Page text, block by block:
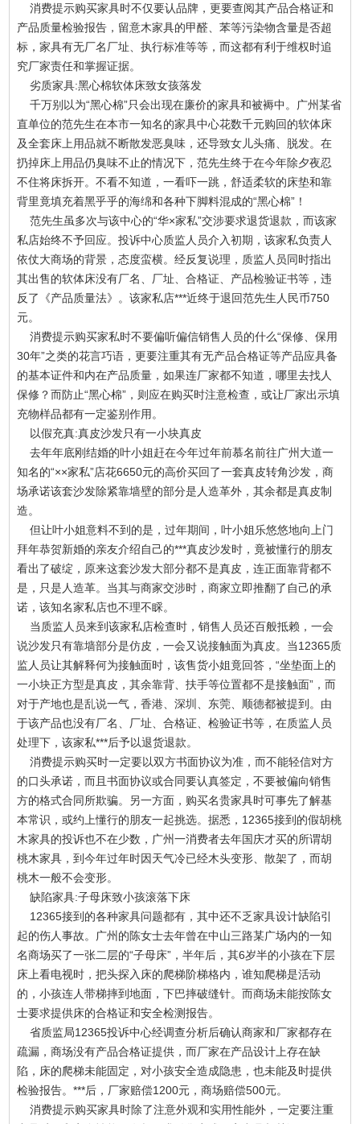
消费提示购买家具时不仅要认品牌，更要查阅其产品合格证和
产品质量检验报告，留意木家具的甲醛、苯等污染物含量是否超
标，家具有无厂名厂址、执行标准等等，而这都有利于维权时追
究厂家责任和掌握证据。
劣质家具:黑心棉软体床致女孩落发
千万别以为“黑心棉”只会出现在廉价的家具和被褥中。广州某省
直单位的范先生在本市一知名的家具中心花数千元购回的软体床
及全套床上用品就不断散发恶臭味，还导致女儿头痛、脱发。在
扔掉床上用品仍臭味不止的情况下，范先生终于在今年除夕夜忍
不住将床拆开。不看不知道，一看吓一跳，舒适柔软的床垫和靠
背里竟填充着黑乎乎的海绵和各种下脚料混成的“黑心棉”！
范先生虽多次与该中心的“华×家私”交涉要求退货退款，而该家
私店始终不予回应。投诉中心质监人员介入初期，该家私负责人
依仗大商场的背景，态度蛮横。经反复说理，质监人员同时指出
其出售的软体床没有厂名、厂址、合格证、产品检验证书等，违
反了《产品质量法》。该家私店***近终于退回范先生人民币750
元。
消费提示购买家私时不要偏听偏信销售人员的什么“保修、保用
30年”之类的花言巧语，更要注重其有无产品合格证等产品应具备
的基本证件和内在产品质量，如果连厂家都不知道，哪里去找人
保修？而防止“黑心棉”，则应在购买时注意检查，或让厂家出示填
充物样品都有一定鉴别作用。
以假充真:真皮沙发只有一小块真皮
去年年底刚结婚的叶小姐赶在今年过年前慕名前往广州大道一
知名的“××家私”店花6650元的高价买回了一套真皮转角沙发，商
场承诺该套沙发除紧靠墙壁的部分是人造革外，其余都是真皮制
造。
但让叶小姐意料不到的是，过年期间，叶小姐乐悠悠地向上门
拜年恭贺新婚的亲友介绍自己的***真皮沙发时，竟被懂行的朋友
看出了破绽，原来这套沙发大部分都不是真皮，连正面靠背都不
是，只是人造革。当其与商家交涉时，商家立即推翻了自己的承
诺，该知名家私店也不理不睬。
当质监人员来到该家私店检查时，销售人员还百般抵赖，一会
说沙发只有靠墙部分是仿皮，一会又说接触面为真皮。当12365质
监人员让其解释何为接触面时，该售货小姐竟回答，“坐垫面上的
一小块正方型是真皮，其余靠背、扶手等位置都不是接触面”，而
对于产地也是乱说一气，香港、深圳、东莞、顺德都被提到。由
于该产品也没有厂名、厂址、合格证、检验证书等，在质监人员
处理下，该家私***后予以退货退款。
消费提示购买时一定要以双方书面协议为准，而不能轻信对方
的口头承诺，而且书面协议或合同要认真签定，不要被偏向销售
方的格式合同所欺骗。另一方面，购买名贵家具时可事先了解基
本常识，或约上懂行的朋友一起挑选。据悉，12365接到的假胡桃
木家具的投诉也不在少数，广州一消费者去年国庆才买的所谓胡
桃木家具，到今年过年时因天气冷已经木头变形、散架了，而胡
桃木一般不会变形。
缺陷家具:子母床致小孩滚落下床
12365接到的各种家具问题都有，其中还不乏家具设计缺陷引
起的伤人事故。广州的陈女士去年曾在中山三路某广场内的一知
名商场买了一张二层的“子母床”，半年后，其6岁半的小孩在下层
床上看电视时，把头探入床的爬梯阶梯格内，谁知爬梯是活动
的，小孩连人带梯摔到地面，下巴摔破缝针。而商场未能按陈女
士要求提供床的合格证和安全检测报告。
省质监局12365投诉中心经调查分析后确认商家和厂家都存在
疏漏，商场没有产品合格证提供，而厂家在产品设计上存在缺
陷，床的爬梯未能固定，对小孩安全造成隐患，也未能及时提供
检验报告。***后，厂家赔偿1200元，商场赔偿500元。
消费提示购买家具时除了注意外观和实用性能外，一定要注重